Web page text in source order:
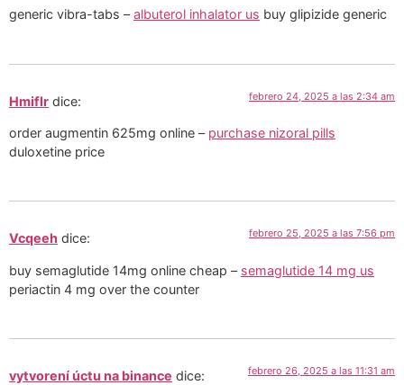
generic vibra-tabs –albuterol inhalator us buy glipizide generic
Hmiflr dice: febrero 24, 2025 a las 2:34 am
order augmentin 625mg online – purchase nizoral pills
duloxetine price
Vcqeeh dice: febrero 25, 2025 a las 7:56 pm
buy semaglutide 14mg online cheap – semaglutide 14 mg us
periactin 4 mg over the counter
vytvorení úctu na binance dice: febrero 26, 2025 a las 11:31 am